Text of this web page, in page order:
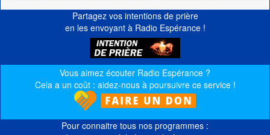
Partagez vos intentions de prière
en les envoyant à Radio Espérance !
Vous aimez écouter Radio Espérance ?
Cela a un coût : aidez-nous à poursuivre ce service !
Pour connaitre tous nos programmes :